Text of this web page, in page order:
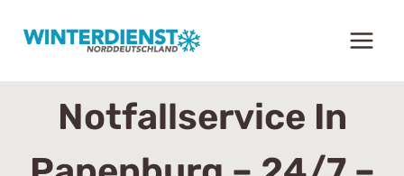
Inhalt
Notfallservice In